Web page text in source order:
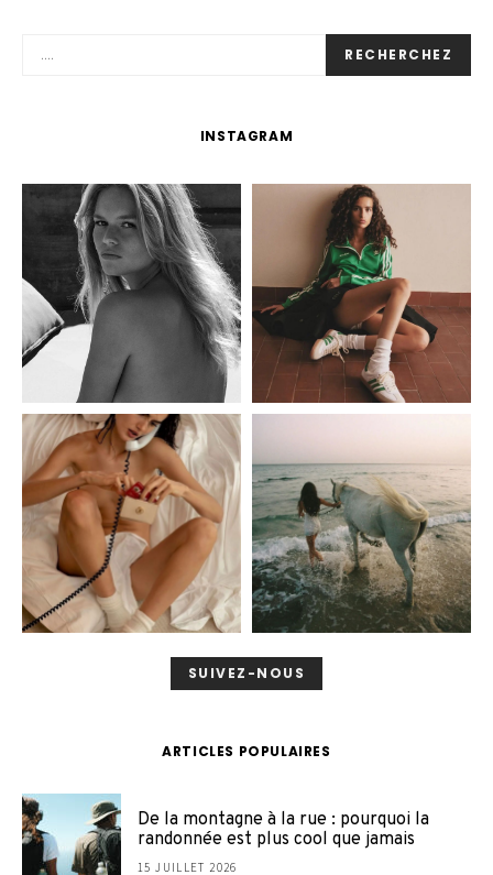
RECHERCHEZ
INSTAGRAM
SUIVEZ-NOUS
ARTICLES POPULAIRES
De la montagne à la rue : pourquoi la
randonnée est plus cool que jamais
15 JUILLET 2026